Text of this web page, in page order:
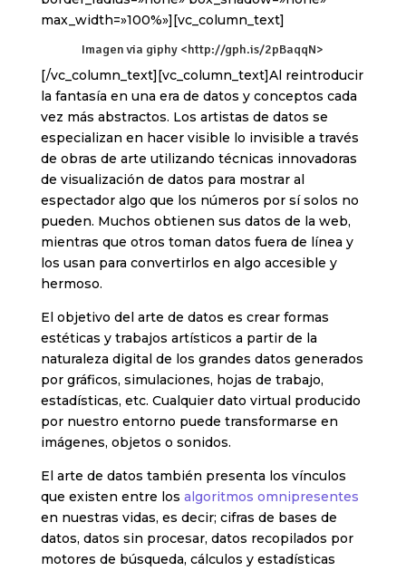
max_width=»100%»][vc_column_text]
Imagen via giphy <http://gph.is/2pBaqqN>
[/vc_column_text][vc_column_text]Al reintroducir
la fantasía en una era de datos y conceptos cada
vez más abstractos. Los artistas de datos se
especializan en hacer visible lo invisible a través
de obras de arte utilizando técnicas innovadoras
de visualización de datos para mostrar al
espectador algo que los números por sí solos no
pueden. Muchos obtienen sus datos de la web,
mientras que otros toman datos fuera de línea y
los usan para convertirlos en algo accesible y
hermoso.
El objetivo del arte de datos es crear formas
estéticas y trabajos artísticos a partir de la
naturaleza digital de los grandes datos generados
por gráficos, simulaciones, hojas de trabajo,
estadísticas, etc. Cualquier dato virtual producido
por nuestro entorno puede transformarse en
imágenes, objetos o sonidos.
El arte de datos también presenta los vínculos
que existen entre los algoritmos omnipresentes
en nuestras vidas, es decir; cifras de bases de
datos, datos sin procesar, datos recopilados por
motores de búsqueda, cálculos y estadísticas